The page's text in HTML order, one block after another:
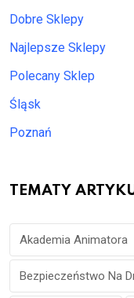
Dobre Sklepy
Najlepsze Sklepy
Polecany Sklep
Śląsk
Poznań
TEMATY
Akademia Animatora
Bezpieczeństwo Na